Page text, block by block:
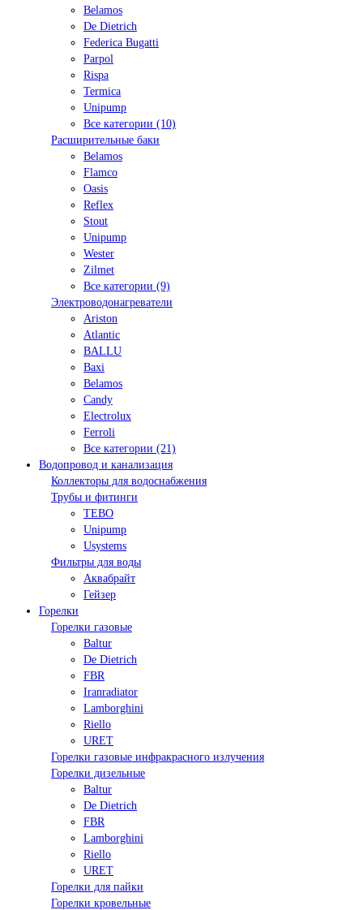
Belamos
De Dietrich
Federica Bugatti
Parpol
Rispa
Termica
Unipump
Все категории (10)
Расширительные баки
Belamos
Flamco
Oasis
Reflex
Stout
Unipump
Wester
Zilmet
Все категории (9)
Электроводонагреватели
Ariston
Atlantic
BALLU
Baxi
Belamos
Candy
Electrolux
Ferroli
Все категории (21)
Водопровод и канализация
Коллекторы для водоснабжения
Трубы и фитинги
TEBO
Unipump
Usystems
Фильтры для воды
Аквабрайт
Гейзер
Горелки
Горелки газовые
Baltur
De Dietrich
FBR
Iranradiator
Lamborghini
Riello
URET
Горелки газовые инфракрасного излучения
Горелки дизельные
Baltur
De Dietrich
FBR
Lamborghini
Riello
URET
Горелки для пайки
Горелки кровельные